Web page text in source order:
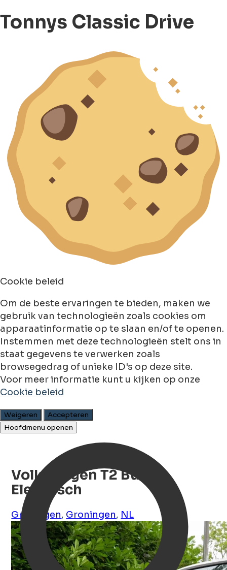
Tonnys Classic Drive
Cookie beleid
Om de beste ervaringen te bieden, maken we
gebruik van technologieën zoals cookies om
apparaatinformatie op te slaan en/of te openen.
Instemmen met deze technologieën stelt ons in
staat gegevens te verwerken zoals
browsegedrag of unieke ID's op deze site.
Voor meer informatie kunt u kijken op onze
Cookie beleid
Weigeren
Accepteren
Hoofdmenu openen
Volkswagen T2 Bus
Elektrisch
Groningen, Groningen, NL